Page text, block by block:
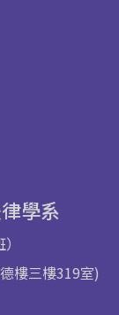
學系
樓三樓319室)